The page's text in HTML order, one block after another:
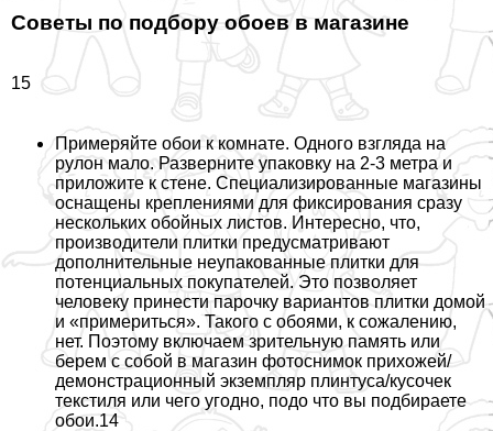
Советы по подбору обоев в магазине
15
Примеряйте обои к комнате. Одного взгляда на
рулон мало. Разверните упаковку на 2-3 метра и
приложите к стене. Специализированные магазины
оснащены креплениями для фиксирования сразу
нескольких обойных листов. Интересно, что,
производители плитки предусматривают
дополнительные неупакованные плитки для
потенциальных покупателей. Это позволяет
человеку принести парочку вариантов плитки домой
и «примериться». Такого с обоями, к сожалению,
нет. Поэтому включаем зрительную память или
берем с собой в магазин фотоснимок прихожей/
демонстрационный экземпляр плинтуса/кусочек
текстиля или чего угодно, подо что вы подбираете
обои.14